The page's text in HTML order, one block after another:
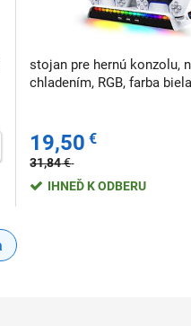
stojan pre hernú konzolu,
chladením, RGB, farba biela
19,50 €
31,84€
IHNEĎ K ODBERU